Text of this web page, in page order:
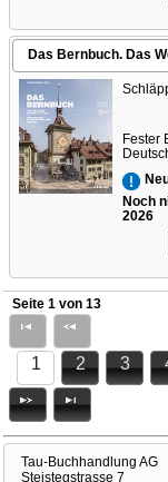
Fester
Noch
2026
Seite 1 von 13
1 2 3
Tau-Buchhandlung AG
Steistegstrasse 7